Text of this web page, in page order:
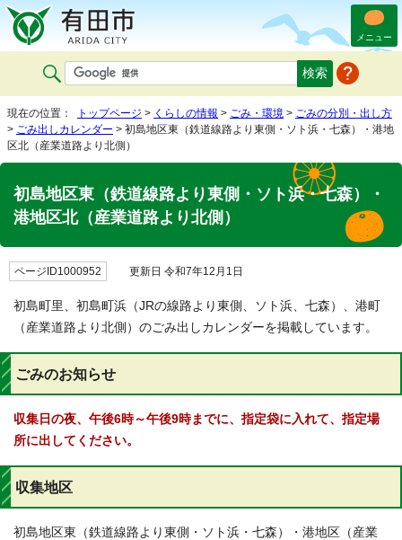
メニュー
現在の位置： トップページ > くらしの情報 > ごみ・環境 > ごみの分別・出し方
> ごみ出しカレンダー > 初島地区東（鉄道線路より東側・ソト浜・七森）・港地
区北（産業道路より北側）
初島地区東（鉄道線路より東側・ソト浜・七森）・
港地区北（産業道路より北側）
ページID1000952 更新日 令和7年12月1日
初島町里、初島町浜（JRの線路より東側、ソト浜、七森）、港町
（産業道路より北側）のごみ出しカレンダーを掲載しています。
ごみのお知らせ
収集日の夜、午後6時～午後9時までに、指定袋に入れて、指定場
所に出してください。
収集地区
初島地区東（鉄道線路より東側・ソト浜・七森）・港地区（産業